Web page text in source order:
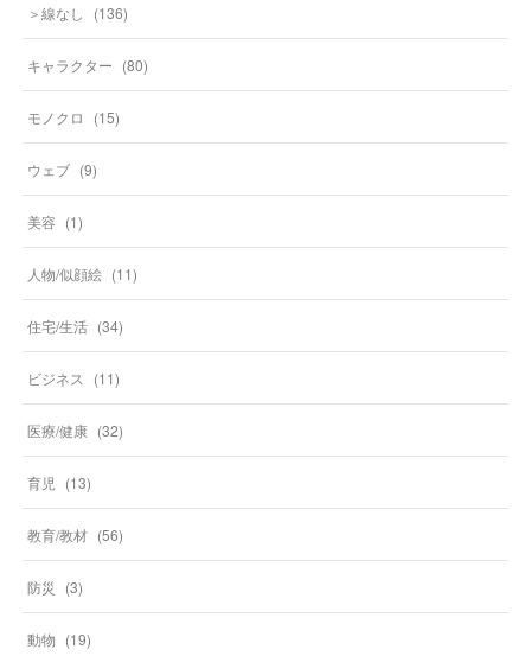
＞線なし (136)
キャラクター (80)
モノクロ (15)
ウェブ (9)
美容 (1)
人物/似顔絵 (11)
住宅/生活 (34)
ビジネス (11)
医療/健康 (32)
育児 (13)
教育/教材 (56)
防災 (3)
動物 (19)